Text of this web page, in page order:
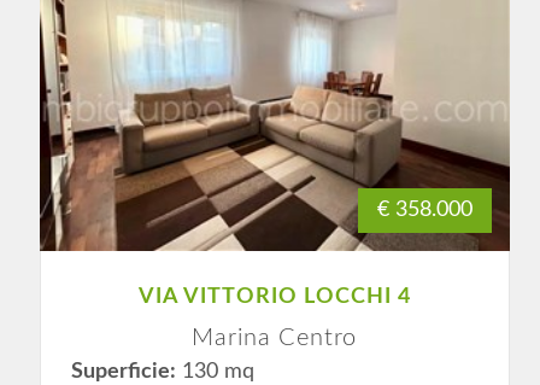
€ 358.000
VIA VITTORIO LOCCHI 4
Marina Centro
Superficie: 130 mq